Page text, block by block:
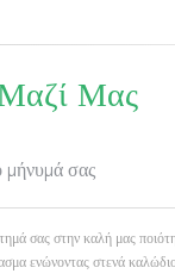
Μας
μήνυμά σας